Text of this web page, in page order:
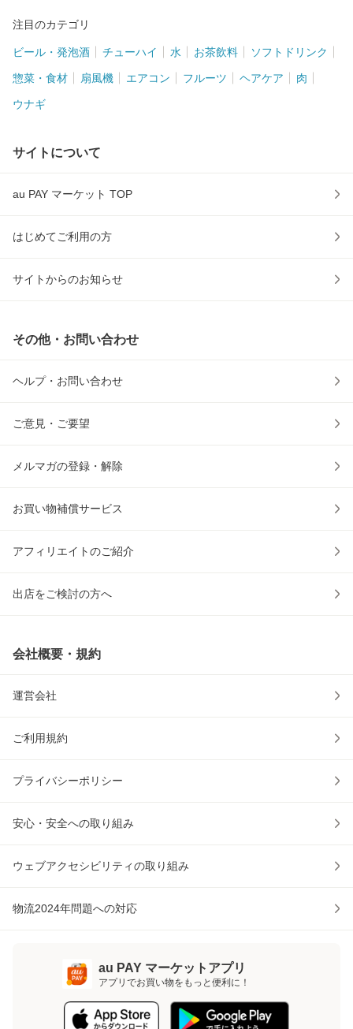
注目のカテゴリ
ビール・発泡酒 チューハイ 水 お茶飲料 ソフトドリンク
惣菜・食材 扇風機 エアコン フルーツ ヘアケア 肉
ウナギ
サイトについて
au PAY マーケット TOP
はじめてご利用の方
サイトからのお知らせ
その他・お問い合わせ
ヘルプ・お問い合わせ
ご意見・ご要望
メルマガの登録・解除
お買い物補償サービス
アフィリエイトのご紹介
出店をご検討の方へ
会社概要・規約
運営会社
ご利用規約
プライバシーポリシー
安心・安全への取り組み
ウェブアクセシビリティの取り組み
物流2024年問題への対応
au PAY マーケットアプリ
アプリでお買い物をもっと便利に！